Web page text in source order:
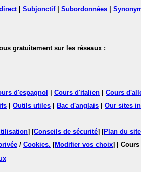
| Subjonctif| Subordonnées
gratuitement sur les réseaux :
d'espagnol Cours d'italien Cours
Outils utiles Bac d'anglais Our sites
] [Conseils de sécurité] [Plan du site
/ Cookies. [Modifier vos choix]
|